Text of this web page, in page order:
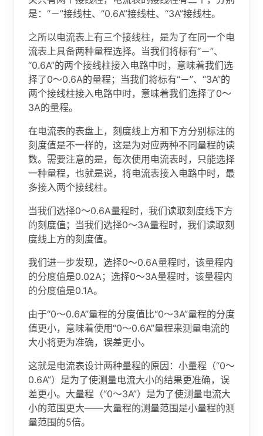
是：“－”接线柱、“0.6A”接线柱、“3A”接线柱。
之所以电流表上有三个接线柱，是为了在同一个电
流表上具备两种量程选择。当我们将标有“－”、
“0.6A”的两个接线柱接入电路中时，意味着我们选
择了0～0.6A的量程；当我们将标有“－”、“3A”的
两个接线柱接入电路中时，意味着我们选择了0～
3A的量程。
在电流表的表盘上，刻度线上方和下方分别标注的
刻度值是不一样的，这是为对应两种不同量程的读
数。需要注意的是，每次使用电流表时，只能选择
一种量程，也就是说，将电流表接入电路中时，最
多接入两个接线柱。
当我们选择0～0.6A量程时，我们读取刻度线下方
的刻度值；当我们选择0～3A量程时，我们读取刻
度线上方的刻度值。
我们进一步发现，选择0～0.6A量程时，该量程内
的分度值是0.02A；选择0～3A量程时，该量程内
的分度值是0.1A。
由于“0～0.6A”量程的分度值比“0～3A”量程的分度
值更小，意味着使用“0～0.6A”量程来测量电流的
大小将更为准确，误差更小。
这就是电流表设计两种量程的原因：小量程（“0～
0.6A”）是为了使测量电流大小的结果更准确，误
差更小。大量程（“0～3A”）是为了使测量电流大
小的范围更大——大量程的测量范围是小量程的测
量范围的5倍。